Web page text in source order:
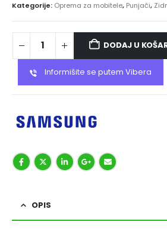
Kategorije: Oprema za mobitele, Punjači,
DODAJ U
Informišite se putem Vibera
OPIS